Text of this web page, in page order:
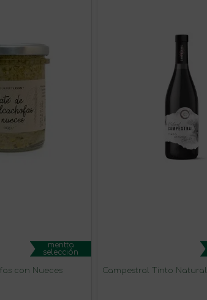
mentta
selección
con Nueces Campestral Tinto Natural